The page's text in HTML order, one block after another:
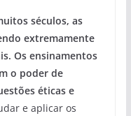
séculos, as
extremamente
Os ensinamentos
o poder de
éticas e
e aplicar os